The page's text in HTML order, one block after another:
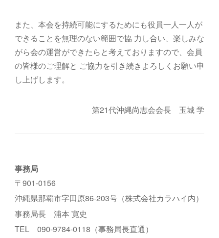
また、本会を持続可能にするためにも役員一人一人が
できることを無理のない範囲で協 力し合い、楽しみな
がら会の運営ができたらと考えておりますので、会員
の皆様のご理解と ご協力を引き続きよろしくお願い申
し上げします。
第21代沖縄尚志会会長 玉城 学
事務局
〒901-0156
沖縄県那覇市字田原86-203号（株式会社カラハイ内）
事務局長 浦本 寛史
TEL 090-9784-0118（事務局長直通）